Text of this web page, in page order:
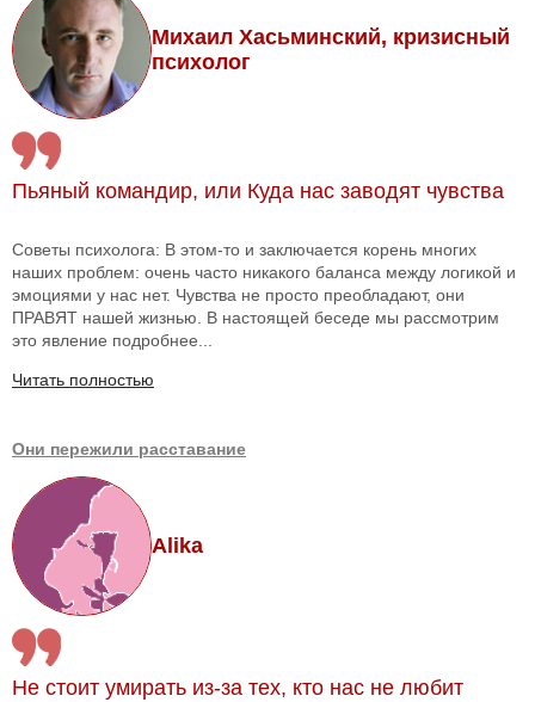
Михаил Хасьминский, кризисный
психолог
Пьяный командир, или Куда нас заводят чувства
Советы психолога: В этом-то и заключается корень многих
наших проблем: очень часто никакого баланса между логикой и
эмоциями у нас нет. Чувства не просто преобладают, они
ПРАВЯТ нашей жизнью. В настоящей беседе мы рассмотрим
это явление подробнее...
Читать полностью
Они пережили расставание
Alika
Не стоит умирать из-за тех, кто нас не любит